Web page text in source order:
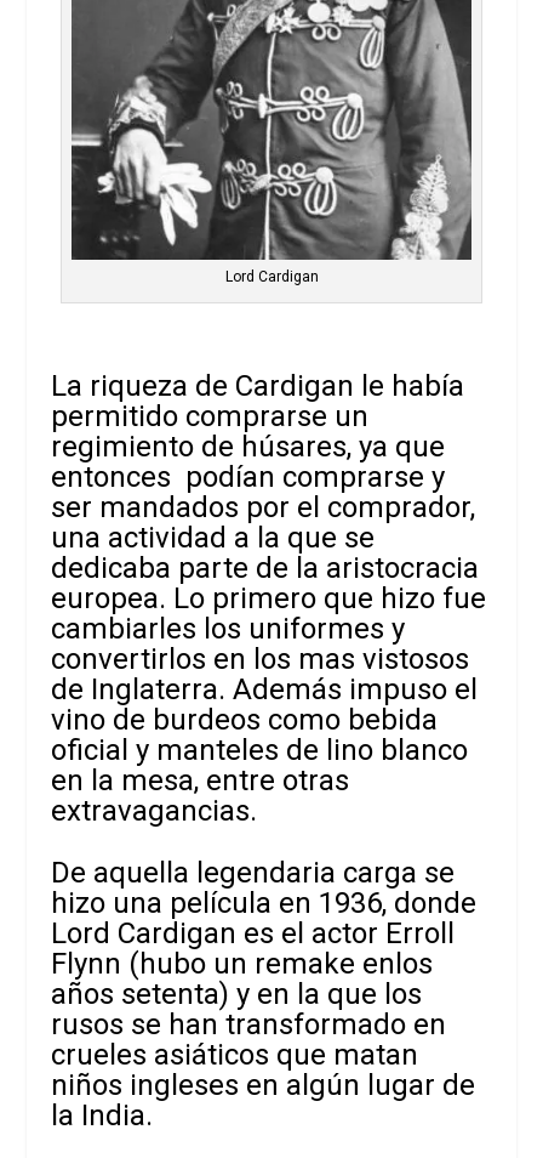
Lord Cardigan
La riqueza de Cardigan le había
permitido comprarse un
regimiento de húsares, ya que
entonces podían comprarse y
ser mandados por el comprador,
una actividad a la que se
dedicaba parte de la aristocracia
europea. Lo primero que hizo fue
cambiarles los uniformes y
convertirlos en los mas vistosos
de Inglaterra. Además impuso el
vino de burdeos como bebida
oficial y manteles de lino blanco
en la mesa, entre otras
extravagancias.
De aquella legendaria carga se
hizo una película en 1936, donde
Lord Cardigan es el actor Erroll
Flynn (hubo un remake enlos
años setenta) y en la que los
rusos se han transformado en
crueles asiáticos que matan
niños ingleses en algún lugar de
la India.